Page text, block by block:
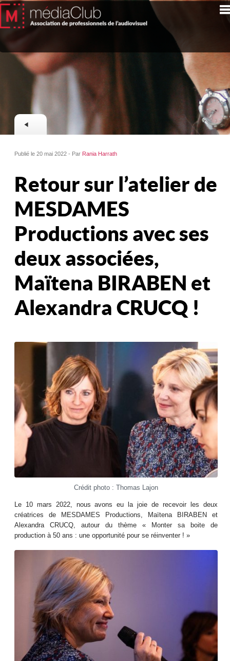
Publié le 20 mai 2022 - Par Rania Harrath
Retour sur l’atelier de
MESDAMES
Productions avec ses
deux associées,
Maïtena BIRABEN et
Alexandra CRUCQ !
Crédit photo : Thomas Lajon
Le 10 mars 2022, nous avons eu la joie de recevoir les deux
créatrices de MESDAMES Productions, Maïtena BIRABEN et
Alexandra CRUCQ, autour du thème « Monter sa boite de
production à 50 ans : une opportunité pour se réinventer ! »